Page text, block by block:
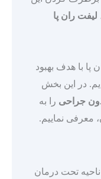
لیفت ران پا
پا با هدف بهبود
در این بخش
جراحی را به
معرفی نماییم.
تحت درمان